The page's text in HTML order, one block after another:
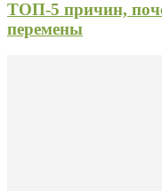
ТОП-5 причин,
перемены